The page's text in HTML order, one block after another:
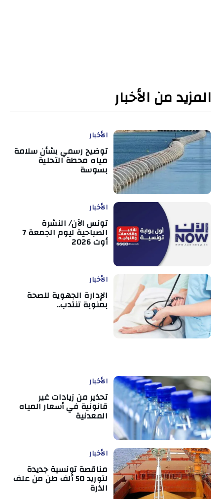
المزيد من الأخبار
الأخبار
توضيح رسمي بشأن سلامة
مياه محطة التحلية
بسوسة
الأخبار
تونس الآن/ النشرة
الصباحية ليوم الجمعة 7
أوت 2026
الأخبار
الإدارة الجهوية للصحة
بمنوبة تنتدب..
الأخبار
تحذير من زيادات غير
قانونية في أسعار المياه
المعدنية
الأخبار
مناقصة تونسية جديدة
لتوريد 50 ألف طن من علف
الذرة